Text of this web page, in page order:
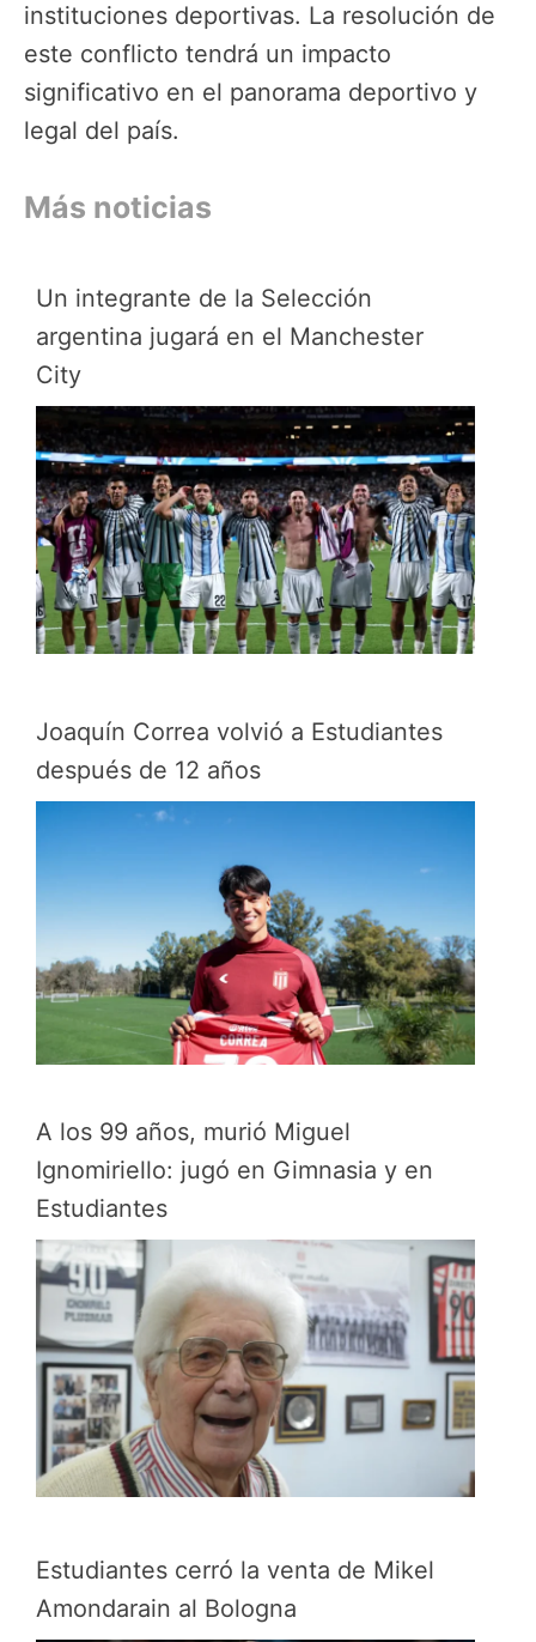
instituciones deportivas. La resolución de
este conflicto tendrá un impacto
significativo en el panorama deportivo y
legal del país.
Más noticias
Un integrante de la Selección
argentina jugará en el Manchester
City
Joaquín Correa volvió a Estudiantes
después de 12 años
A los 99 años, murió Miguel
Ignomiriello: jugó en Gimnasia y en
Estudiantes
Estudiantes cerró la venta de Mikel
Amondarain al Bologna